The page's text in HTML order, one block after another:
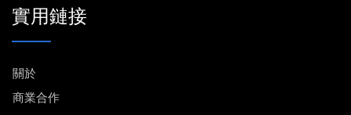
實用鏈接
關於
商業合作